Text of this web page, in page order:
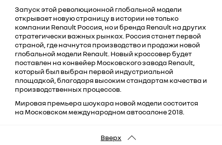
Запуск этой революционной глобальной модели
открывает новую страницу в истории не только
компании Renault Россия, но и бренда Renault на других
стратегически важных рынках. Россия станет первой
страной, где начнутся производство и продажи новой
глобальной модели Renault. Новый кроссовер будет
поставлен на конвейер Московского завода Renault,
который был выбран первой индустриальной
площадкой, благодаря высоким стандартам качества и
производственных процессов.
Мировая премьера шоукара новой модели состоится
на Московском международном автосалоне 2018.
Вверх